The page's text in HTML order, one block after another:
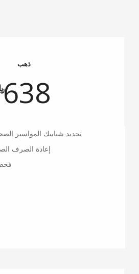
ذهب
638
تجديد شبابيك المواسير
إعادة الصرف